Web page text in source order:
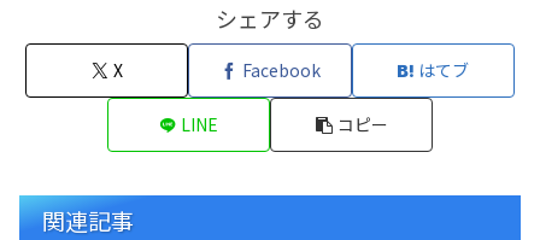
シェアする
X Facebook はてブ
LINE コピー
関連記事